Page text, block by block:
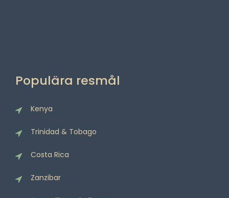
Populära resmål
Kenya
Trinidad & Tobago
Costa Rica
Zanzibar